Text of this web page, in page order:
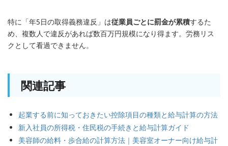
特に「年5日の取得義務違反」は従業員ごとに罰金が累積するた
め、複数人で違反があれば数百万円規模になり得ます。労務リス
クとして看過できません。
関連記事
起業する前に知っておきたい控除項目の種類と給与計算の方法
新入社員の所得税・住民税の手続きと給与計算ガイド
美容師の給料・歩合給の計算方法｜美容室オーナー向け給与計